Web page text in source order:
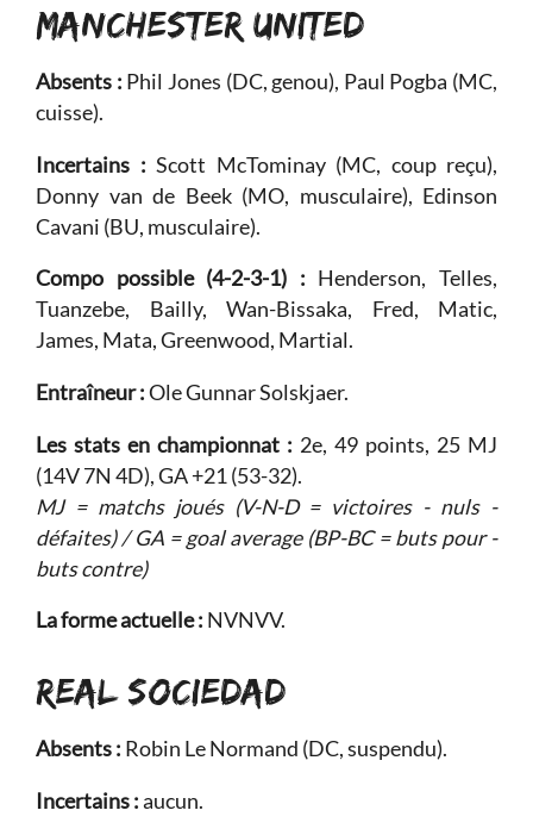
MANCHESTER UNITED
Absents : Phil Jones (DC, genou), Paul Pogba (MC,
cuisse).
Incertains : Scott McTominay (MC, coup reçu),
Donny van de Beek (MO, musculaire), Edinson
Cavani (BU, musculaire).
Compo possible (4-2-3-1) : Henderson, Telles,
Tuanzebe, Bailly, Wan-Bissaka, Fred, Matic,
James, Mata, Greenwood, Martial.
Entraîneur :Ole Gunnar Solskjaer.
Les stats en championnat : 2e, 49 points, 25 MJ
(14V 7N 4D), GA +21 (53-32).
MJ = matchs joués (V-N-D = victoires - nuls -
défaites) / GA = goal average (BP-BC = buts pour -
buts contre)
La forme actuelle : NVNVV.
REAL SOCIEDAD
Absents : Robin Le Normand (DC, suspendu).
Incertains :aucun.